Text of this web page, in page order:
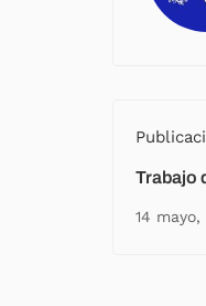
Trabajo
14 mayo,